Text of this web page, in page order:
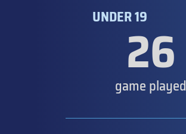
UNDER 1926
game played